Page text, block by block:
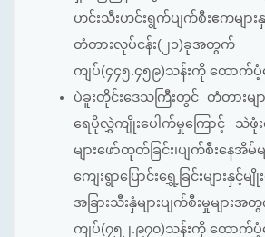
ဟင်းသီးဟင်းရွက်ပျက်စီးဧကမျ
တံတားလုပ်ငန်း(၂၁)
ကျပ်(၄၄၅.၄၅၉)သန်းကို ထောက်ပံ့ပေ
ပဲခူးတိုင်းဒေသကြီးတွင် တံတားမျာ
ရေပိုလွှဲကျိုးပေါက်မှုကြောင့် သဲဖုံ
များဖော်ထုတ်ခြင်း၊ပျက်စီးနေအိမ်မ
ကျေးရွာပြောင်းရွှေ့ခြင်းများနှင့်မျို
အခြားသီးနှံများပျက်စီးမှုများအ
ကျပ်(၇၅၂.၉၇၀)သန်းကို ထောက်ပံ့ပေ